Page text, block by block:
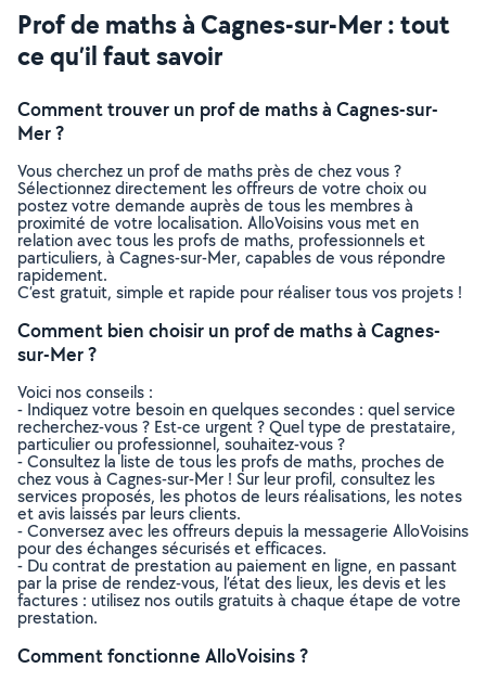
Prof de maths à Cagnes-sur-Mer : tout
ce qu’il faut savoir
Comment trouver un prof de maths à Cagnes-sur-
Mer ?
Vous cherchez un prof de maths près de chez vous ?
Sélectionnez directement les offreurs de votre choix ou
postez votre demande auprès de tous les membres à
proximité de votre localisation. AlloVoisins vous met en
relation avec tous les profs de maths, professionnels et
particuliers, à Cagnes-sur-Mer, capables de vous répondre
rapidement.
C’est gratuit, simple et rapide pour réaliser tous vos projets !
Comment bien choisir un prof de maths à Cagnes-
sur-Mer ?
Voici nos conseils :
- Indiquez votre besoin en quelques secondes : quel service
recherchez-vous ? Est-ce urgent ? Quel type de prestataire,
particulier ou professionnel, souhaitez-vous ?
- Consultez la liste de tous les profs de maths, proches de
chez vous à Cagnes-sur-Mer ! Sur leur profil, consultez les
services proposés, les photos de leurs réalisations, les notes
et avis laissés par leurs clients.
- Conversez avec les offreurs depuis la messagerie AlloVoisins
pour des échanges sécurisés et efficaces.
- Du contrat de prestation au paiement en ligne, en passant
par la prise de rendez-vous, l’état des lieux, les devis et les
factures : utilisez nos outils gratuits à chaque étape de votre
prestation.
Comment fonctionne AlloVoisins ?